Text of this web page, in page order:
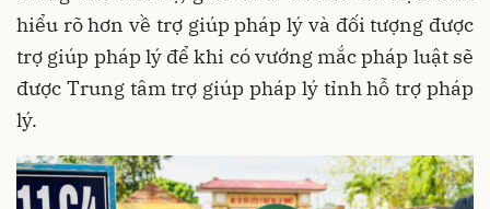
hiểu rõ hơn về trợ giúp pháp lý và đối tượng được
trợ giúp pháp lý để khi có vướng mắc pháp luật sẽ
được Trung tâm trợ giúp pháp lý tỉnh hỗ trợ pháp
lý.